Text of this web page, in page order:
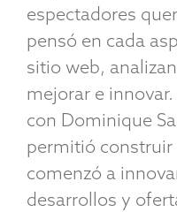
espectadores
pensó en cada
sitio web,
mejorar e
con Dominique
permitió construir
comenzó a
desarrollos y